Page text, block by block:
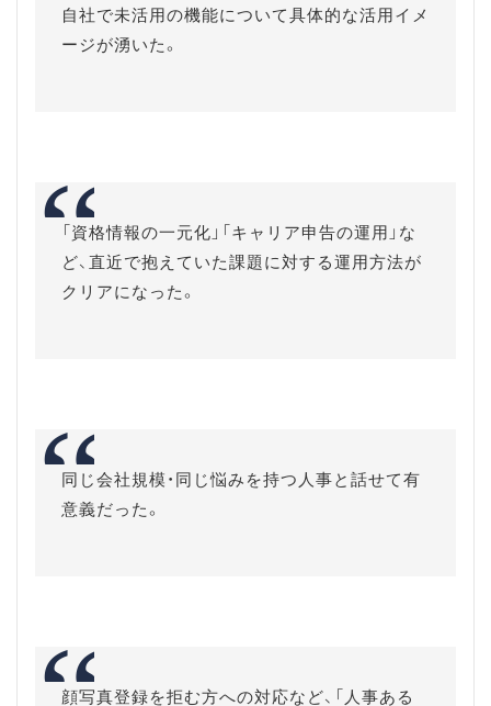
自社で未活用の機能について具体的な活用イメ
ージが湧いた。
「資格情報の一元化」「キャリア申告の運用」な
ど、直近で抱えていた課題に対する運用方法が
クリアになった。
同じ会社規模・同じ悩みを持つ人事と話せて有
意義だった。
顔写真登録を拒む方への対応など、「人事ある